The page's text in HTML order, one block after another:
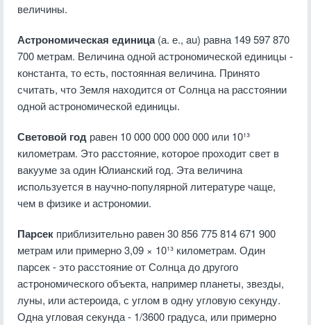
величины.
Астрономическая единица(а. е., au) равна 149 597 870
700 метрам. Величина одной астрономической единицы -
константа, то есть, постоянная величина. Принято
считать, что Земля находится от Солнца на расстоянии
одной астрономической единицы.
Световой год равен 10 000 000 000 000 или 10¹³
километрам. Это расстояние, которое проходит свет в
вакууме за один Юлианский год. Эта величина
используется в научно-популярной литературе чаще,
чем в физике и астрономии.
Парсек приблизительно равен 30 856 775 814 671 900
метрам или примерно 3,09 × 10¹³ километрам. Один
парсек - это расстояние от Солнца до другого
астрономического объекта, например планеты, звезды,
луны, или астероида, с углом в одну угловую секунду.
Одна угловая секунда - 1/3600 градуса, или примерно